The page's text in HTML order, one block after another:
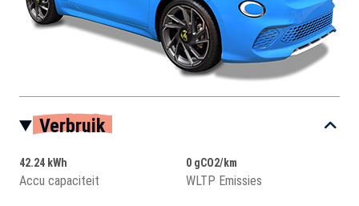
Verbruik
42.24 kWh
Accu capaciteit
0 gCO2/km
WLTP Emissies